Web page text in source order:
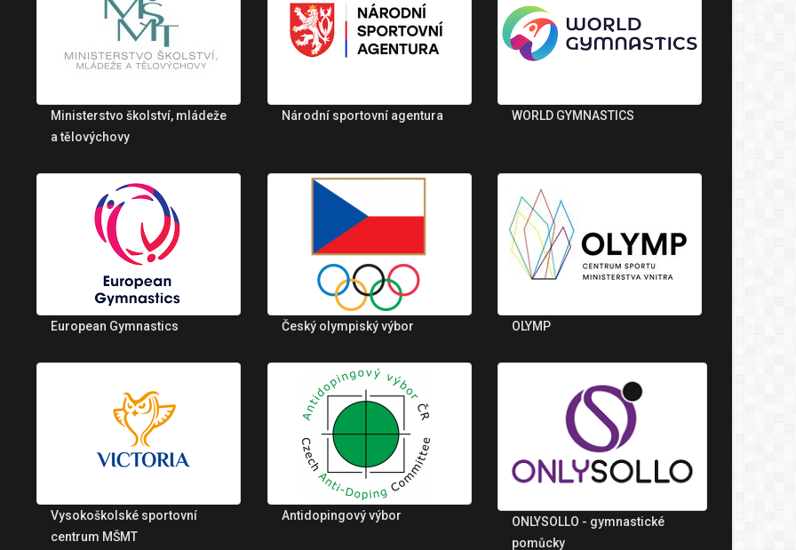
Ministerstvo školství, mládeže
a tělovýchovy
Národní sportovní agentura WORLD GYMNASTICS
European Gymnastics Český olympiský výbor OLYMP
Vysokoškolské sportovní
centrum MŠMT
Antidopingový výbor
ONLYSOLLO - gymnastické
pomůcky